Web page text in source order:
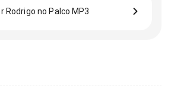
Rodrigo no Palco MP3